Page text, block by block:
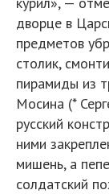
дворце в
предметов
столик,
пирамиды из
Мосина (*
русский
ними
мишень, а
солдатский